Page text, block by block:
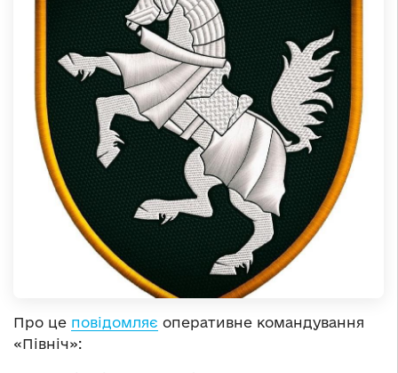
Про це повідомляє оперативне командування
«Північ»: